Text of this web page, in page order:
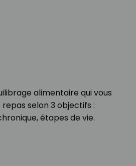
alimentaire qui vous
selon 3 objectifs :
étapes de vie.